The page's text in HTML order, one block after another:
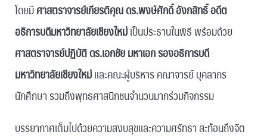
โดยมีศาสตราจารย์เกียรติคุณ ดร.พงษ์ศักดิ์ อังกสิทธิ์ อดีต
อธิการบดีมหาวิทยาลัยเชียงใหม่เป็นประธานในพิธี พร้อมด้วย
ศาสตราจารย์ปฏิบัติ ดร.เอกชัย มหาเอก รองอธิการบดี
มหาวิทยาลัยเชียงใหม่และคณะผู้บริหาร คณาจารย์ บุคลากร
นักศึกษา รวมถึงพุทธศาสนิกชนจำนวนมากร่วมกิจกรรม
บรรยากาศเต็มไปด้วยความสงบสุขและความศรัทธา สะท้อนถึงจิต